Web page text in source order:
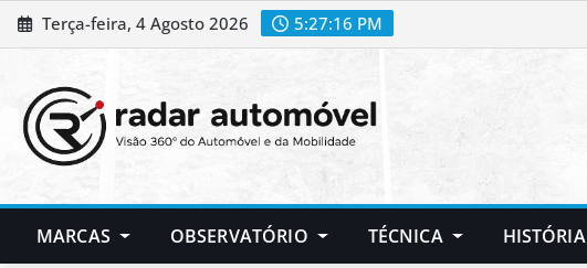
Skip
to
Terça-feira, 4 Agosto 2026 5:27:17 PM
MARCAS OBSERVATÓRIO TÉCNICA HISTÓRIA